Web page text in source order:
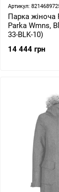
Артикул:
Парка жіноча
Parka Wmns,
33-BLK-10)
14 444 грн